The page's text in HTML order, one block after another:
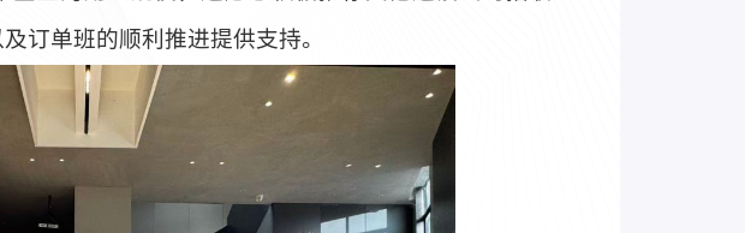
订单班的顺利推进提供支持。